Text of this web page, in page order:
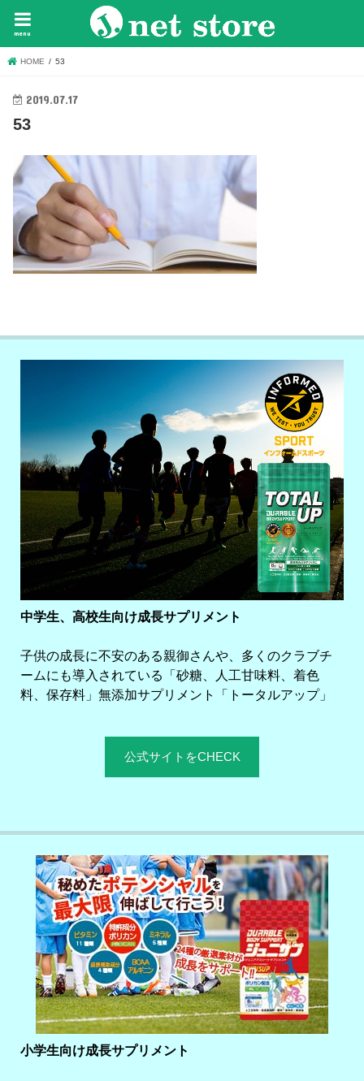
menu
HOME 53
2019.07.17
53
中学生、高校生向け成長サプリメント
子供の成長に不安のある親御さんや、多くのクラブチ
ームにも導入されている「砂糖、人工甘味料、着色
料、保存料」無添加サプリメント「トータルアップ」
公式サイトをCHECK
小学生向け成長サプリメント